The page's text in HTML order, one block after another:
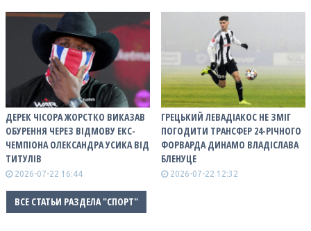
ДЕРЕК ЧІСОРА ЖОРСТКО ВИКАЗАВ
ОБУРЕННЯ ЧЕРЕЗ ВІДМОВУ ЕКС-
ЧЕМПІОНА ОЛЕКСАНДРА УСИКА ВІД
ТИТУЛІВ
2026-07-22 16:44
ГРЕЦЬКИЙ ЛЕВАДІАКОС НЕ ЗМІГ
ПОГОДИТИ ТРАНСФЕР 24-РІЧНОГО
ФОРВАРДА ДИНАМО ВЛАДІСЛАВА
БЛЕНУЦЕ
2026-07-22 12:32
ВСЕ СТАТЬИ РАЗДЕЛА "СПОРТ"